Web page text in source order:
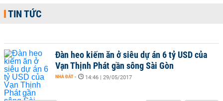
TIN TỨC
Đàn heo kiếm ăn ở siêu dự án 6 tỷ USD của
Vạn Thịnh Phát gần sông Sài Gòn
NHÀ ĐẤT - 14:46 | 29/05/2017